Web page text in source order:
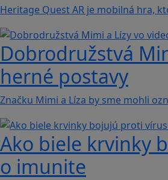
Heritage Quest AR je mobilná hra,
Dobrodružstvá
herné postavy
Značku Mimi a Líza by sme mohli
Ako biele krvinky
o imunite